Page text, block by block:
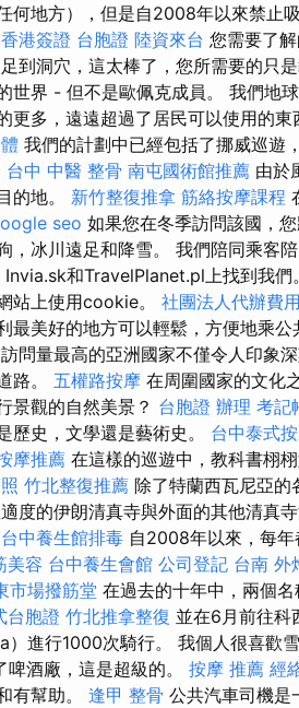
何地方），但是自2008年以來禁止
香港簽證 台胞證 陸資來台 您需要了
到洞穴，這太棒了，您所需要的只
世界 - 但不是歐佩克成員。 我們地
更多，遠遠超過了居民可以使用的
我們的計劃中已經包括了挪威巡遊
台中 中醫 整骨 南屯國術館推薦 由於
的地。 新竹整復推拿 筋絡按摩課程
seo 如果您在冬季訪問該國，
，冰川遠足和降雪。 我們陪同乘客
和TravelPlanet.pl上找到我們
站上使用cookie。 社團法人代辦費用
最美好的地方可以輕鬆，方便地乘公
訪問量最高的亞洲國家不僅令人印象
路。 五權路按摩 在周圍國家的文化
景觀的自然美景？ 台胞證 辦理 考記
歷史，文學還是藝術史。 台中泰式
摩推薦 在這樣的巡遊中，教科書栩
竹北整復推薦 除了特蘭西瓦尼亞的
度的伊朗清真寺與外面的其他清真
台中養生館排毒 自2008年以來，每年
美容 台中養生會館 公司登記 台南 外
市場撥筋堂 在過去的十年中，兩個
台胞證 竹北推拿整復 並在6月前往
）進行1000次騎行。 我個人很喜歡
啤酒廠，這是超級的。 按摩 推薦 經
有幫助。 逢甲 整骨 公共汽車司機是